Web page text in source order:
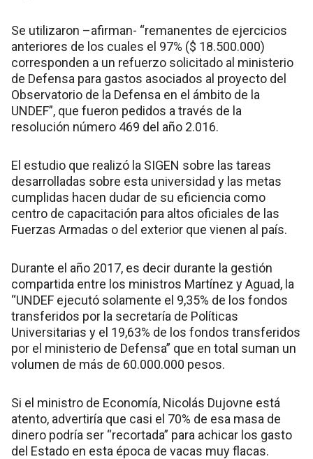
Se utilizaron –afirman- “remanentes de ejercicios
anteriores de los cuales el 97% ($ 18.500.000)
corresponden a un refuerzo solicitado al ministerio
de Defensa para gastos asociados al proyecto del
Observatorio de la Defensa en el ámbito de la
UNDEF”, que fueron pedidos a través de la
resolución número 469 del año 2.016.
El estudio que realizó la SIGEN sobre las tareas
desarrolladas sobre esta universidad y las metas
cumplidas hacen dudar de su eficiencia como
centro de capacitación para altos oficiales de las
Fuerzas Armadas o del exterior que vienen al país.
Durante el año 2017, es decir durante la gestión
compartida entre los ministros Martínez y Aguad, la
“UNDEF ejecutó solamente el 9,35% de los fondos
transferidos por la secretaría de Políticas
Universitarias y el 19,63% de los fondos transferidos
por el ministerio de Defensa” que en total suman un
volumen de más de 60.000.000 pesos.
Si el ministro de Economía, Nicolás Dujovne está
atento, advertiría que casi el 70% de esa masa de
dinero podría ser “recortada” para achicar los gasto
del Estado en esta época de vacas muy flacas.